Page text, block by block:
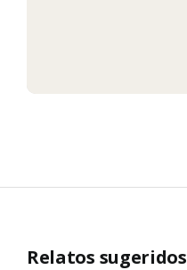
Relatos sugeridos